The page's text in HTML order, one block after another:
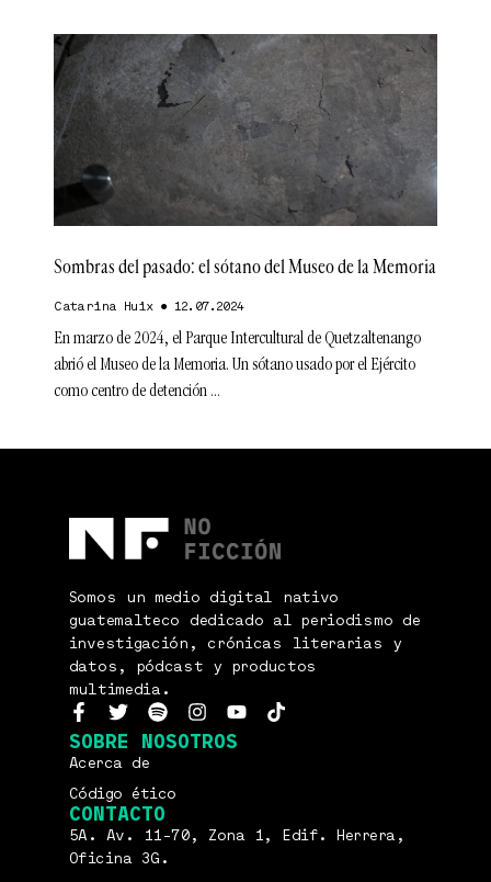
Sombras del pasado: el sótano del Museo de la Memoria
Catarina Huix 12.07.2024
En marzo de 2024, el Parque Intercultural de Quetzaltenango
abrió el Museo de la Memoria. Un sótano usado por el Ejército
como centro de detención
Somos un medio digital nativo
guatemalteco dedicado al periodismo de
investigación, crónicas literarias y
datos, pódcast y productos
multimedia.
SOBRE NOSOTROS
Acerca de
Código ético
CONTACTO
5A. Av. 11-70, Zona 1, Edif. Herrera,
Oficina 3G.